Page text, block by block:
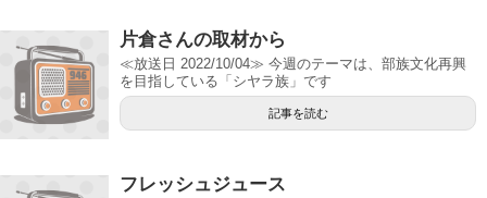
片倉さんの取材から
≪放送日 2022/10/04≫ 今週のテーマは、部族文化再興
を目指している「シヤラ族」です
記事を読む
フレッシュジュース